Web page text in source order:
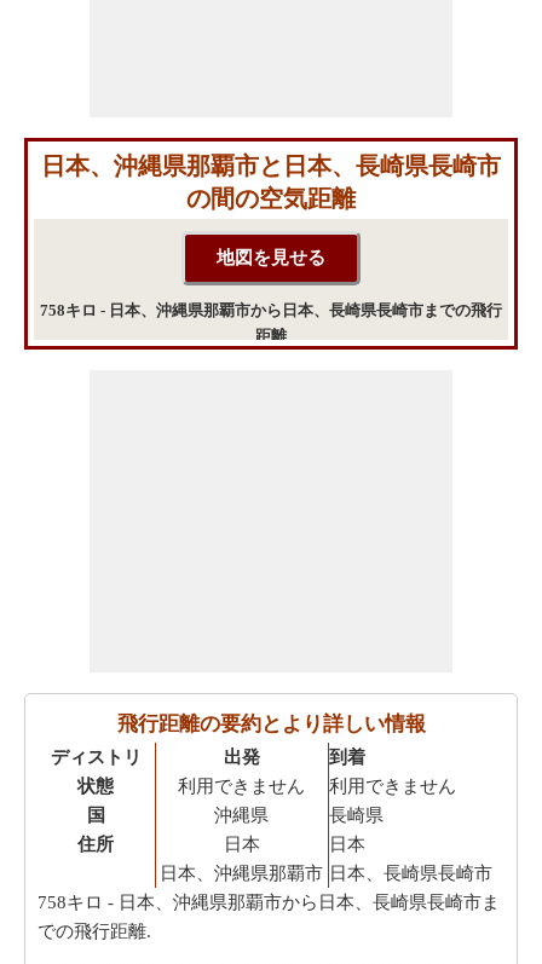
日本、沖縄県那覇市と日本、長崎県長崎市
の間の空気距離
758キロ - 日本、沖縄県那覇市から日本、長崎県長崎市までの飛行
距離
飛行距離の要約とより詳しい情報
ディストリ
状態
国
住所
出発
利用できません
沖縄県
日本
日本、沖縄県那覇市
到着
利用できません
長崎県
日本
日本、長崎県長崎市
758キロ - 日本、沖縄県那覇市から日本、長崎県長崎市ま
での飛行距離.